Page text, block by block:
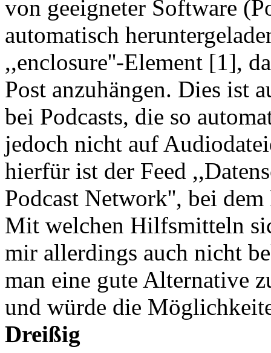
von geeigneter Software
automatisch
,,enclosure''-Element [1],
Post anzuhängen. Dies ist
bei Podcasts, die so
jedoch nicht auf
hierfür ist der Feed
Podcast Network'', bei
Mit welchen Hilfsmitteln
mir allerdings auch nicht
man eine gute Alternative
und würde die
Dreißig